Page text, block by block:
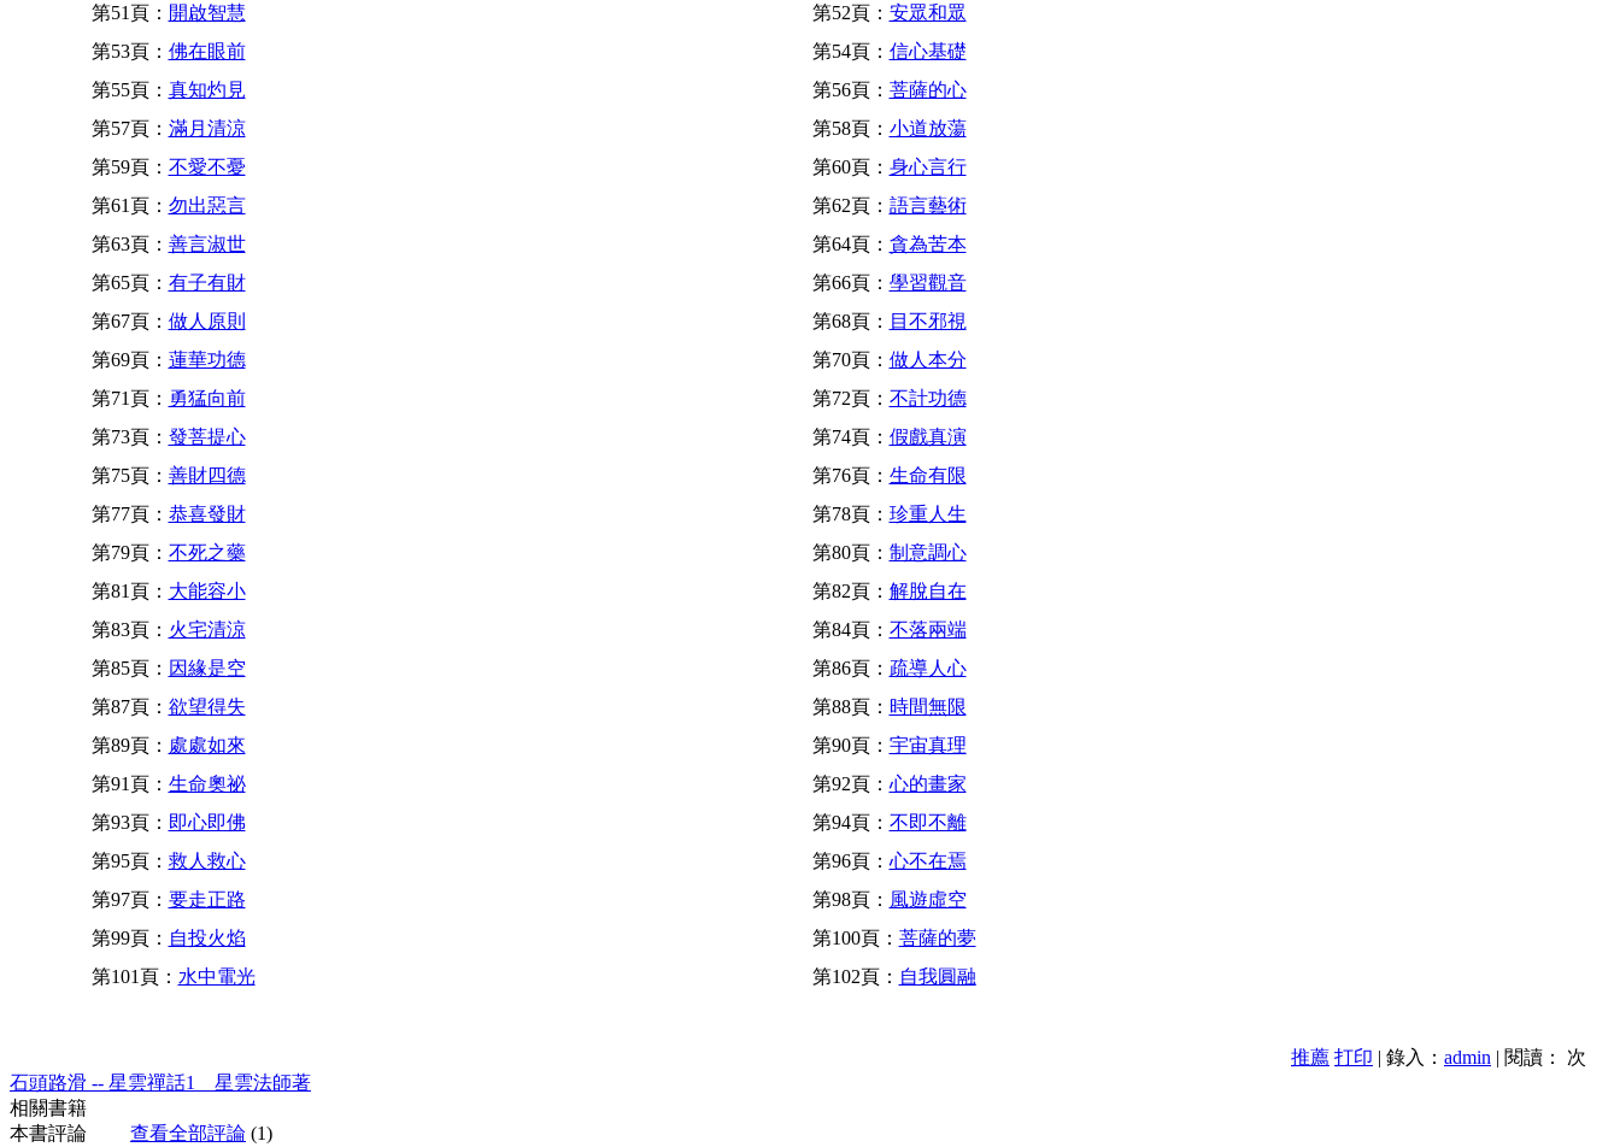
第51頁： 開啟智慧 第52頁： 安眾和眾
第53頁： 佛在眼前 第54頁： 信心基礎
第55頁： 真知灼見 第56頁： 菩薩的心
第57頁： 滿月清涼 第58頁： 小道放蕩
第59頁： 不愛不憂 第60頁： 身心言行
第61頁： 勿出惡言 第62頁： 語言藝術
第63頁： 善言淑世 第64頁： 貪為苦本
第65頁： 有子有財 第66頁： 學習觀音
第67頁： 做人原則 第68頁： 目不邪視
第69頁： 蓮華功德 第70頁： 做人本分
第71頁： 勇猛向前 第72頁： 不計功德
第73頁： 發菩提心 第74頁： 假戲真演
第75頁： 善財四德 第76頁： 生命有限
第77頁： 恭喜發財 第78頁： 珍重人生
第79頁： 不死之藥 第80頁： 制意調心
第81頁： 大能容小 第82頁： 解脫自在
第83頁： 火宅清涼 第84頁： 不落兩端
第85頁： 因緣是空 第86頁： 疏導人心
第87頁： 欲望得失 第88頁： 時間無限
第89頁： 處處如來 第90頁： 宇宙真理
第91頁： 生命奧祕 第92頁： 心的畫家
第93頁： 即心即佛 第94頁： 不即不離
第95頁： 救人救心 第96頁： 心不在焉
第97頁： 要走正路 第98頁： 風遊虛空
第99頁： 自投火焰 第100頁： 菩薩的夢
第101頁： 水中電光 第102頁： 自我圓融
推薦 打印 | 錄入： admin | 閱讀：
次
石頭路滑 -- 星雲禪話1 星雲法師著
相關書籍
本書評論
查看全部評論 (1)